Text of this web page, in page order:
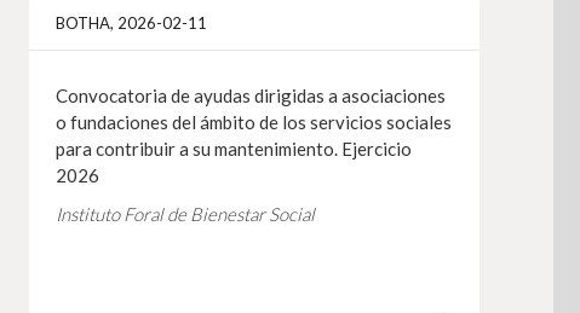
Info gehiagoBOTHA, 2026-02-11
Convocatoria de ayudas dirigidas a asociaciones
o fundaciones del ámbito de los servicios sociales
para contribuir a su mantenimiento. Ejercicio
2026
Instituto Foral de Bienestar Social